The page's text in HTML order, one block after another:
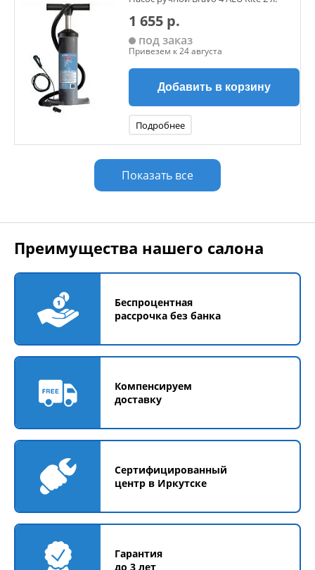
1 655 р.
под заказ
Привезем к 24 августа
Добавить в корзину
Подробнее
Показать все
Преимущества нашего салона
Беспроцентная
рассрочка без банка
Компенсируем
доставку
Сертифицированный
центр в Иркутске
Гарантия
до 3 лет